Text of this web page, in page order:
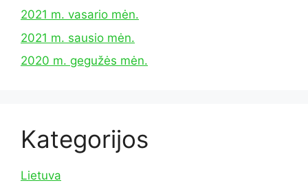
2021 m. vasario mėn.
2021 m. sausio mėn.
2020 m. gegužės mėn.
Kategorijos
Lietuva